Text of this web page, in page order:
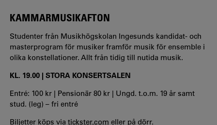
KAMMARMUSIKAFTON
Studenter från Musikhögskolan Ingesunds kandidat- och
masterprogram för musiker framför musik för ensemble i
olika konstellationer. Allt från tidig till nutida musik.
KL. 19.00 | STORA KONSERTSALEN
Entré: 100 kr | Pensionär 80 kr | Ungd. t.o.m. 19 år samt
stud. (leg) – fri entré
Biljetter köps via tickster.com eller på dörr.